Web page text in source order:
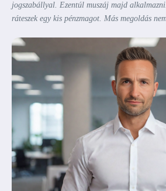
jogszabállyal. Ezentúl muszáj majd
ráteszek egy kis pénzmagot. Más megoldás